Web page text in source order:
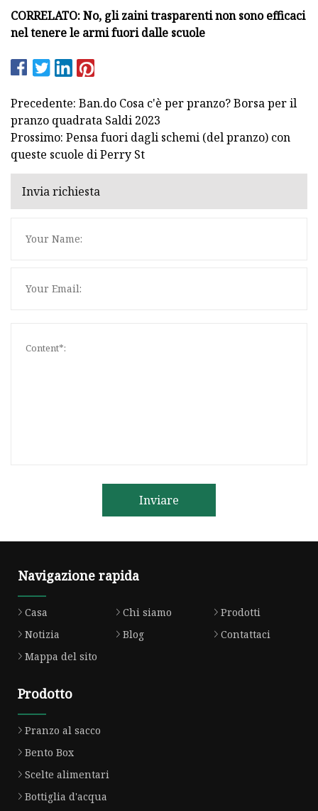
CORRELATO: No, gli zaini trasparenti non sono efficaci
nel tenere le armi fuori dalle scuole
Precedente: Ban.do Cosa c'è per pranzo? Borsa per il
pranzo quadrata Saldi 2023
Prossimo: Pensa fuori dagli schemi (del pranzo) con
queste scuole di Perry St
Invia richiesta
Inviare
Navigazione rapida
Casa Chi siamo
Prodotti
Notizia
Blog
Contattaci
Mappa del sito
Prodotto
Pranzo al sacco
Bento Box
Scelte alimentari
Bottiglia d'acqua